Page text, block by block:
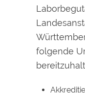
folgende